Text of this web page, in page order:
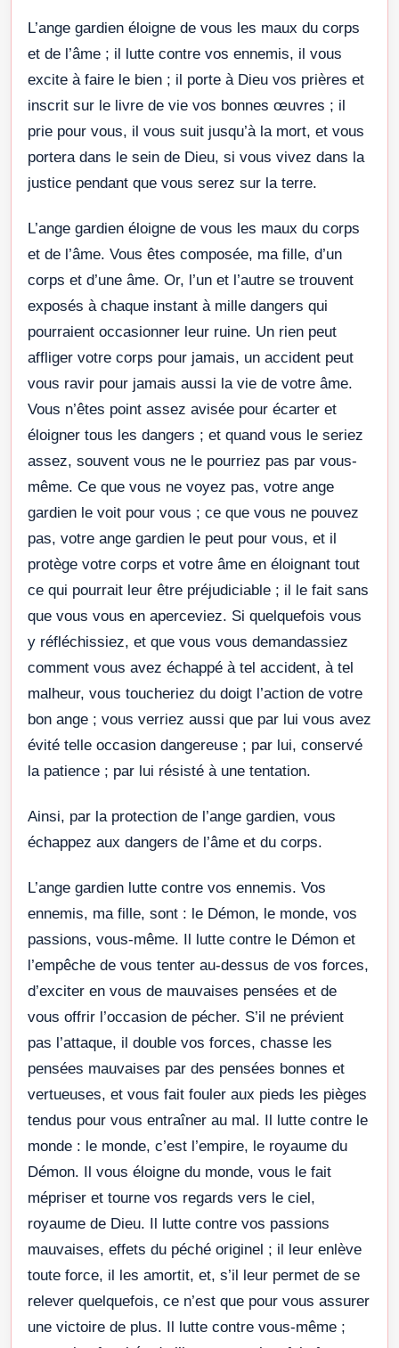
L’ange gardien éloigne de vous les maux du corps
et de l’âme ; il lutte contre vos ennemis, il vous
excite à faire le bien ; il porte à Dieu vos prières et
inscrit sur le livre de vie vos bonnes œuvres ; il
prie pour vous, il vous suit jusqu’à la mort, et vous
portera dans le sein de Dieu, si vous vivez dans la
justice pendant que vous serez sur la terre.
L’ange gardien éloigne de vous les maux du corps
et de l’âme. Vous êtes composée, ma fille, d’un
corps et d’une âme. Or, l’un et l’autre se trouvent
exposés à chaque instant à mille dangers qui
pourraient occasionner leur ruine. Un rien peut
affliger votre corps pour jamais, un accident peut
vous ravir pour jamais aussi la vie de votre âme.
Vous n’êtes point assez avisée pour écarter et
éloigner tous les dangers ; et quand vous le seriez
assez, souvent vous ne le pourriez pas par vous-
même. Ce que vous ne voyez pas, votre ange
gardien le voit pour vous ; ce que vous ne pouvez
pas, votre ange gardien le peut pour vous, et il
protège votre corps et votre âme en éloignant tout
ce qui pourrait leur être préjudiciable ; il le fait sans
que vous vous en aperceviez. Si quelquefois vous
y réfléchissiez, et que vous vous demandassiez
comment vous avez échappé à tel accident, à tel
malheur, vous toucheriez du doigt l’action de votre
bon ange ; vous verriez aussi que par lui vous avez
évité telle occasion dangereuse ; par lui, conservé
la patience ; par lui résisté à une tentation.
Ainsi, par la protection de l’ange gardien, vous
échappez aux dangers de l’âme et du corps.
L’ange gardien lutte contre vos ennemis. Vos
ennemis, ma fille, sont : le Démon, le monde, vos
passions, vous-même. Il lutte contre le Démon et
l’empêche de vous tenter au-dessus de vos forces,
d’exciter en vous de mauvaises pensées et de
vous offrir l’occasion de pécher. S’il ne prévient
pas l’attaque, il double vos forces, chasse les
pensées mauvaises par des pensées bonnes et
vertueuses, et vous fait fouler aux pieds les pièges
tendus pour vous entraîner au mal. Il lutte contre le
monde : le monde, c’est l’empire, le royaume du
Démon. Il vous éloigne du monde, vous le fait
mépriser et tourne vos regards vers le ciel,
royaume de Dieu. Il lutte contre vos passions
mauvaises, effets du péché originel ; il leur enlève
toute force, il les amortit, et, s’il leur permet de se
relever quelquefois, ce n’est que pour vous assurer
une victoire de plus. Il lutte contre vous-même ;